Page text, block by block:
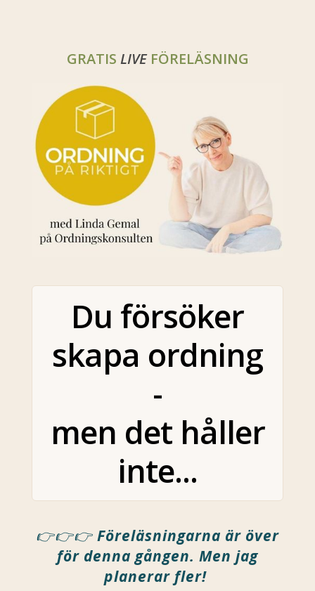
GRATIS LIVEFÖRELÄSNING
Du försöker
skapa ordning
-
men det håller
inte...
👉👉👉 Föreläsningarna är över
för denna gången. Men jag
planerar fler!